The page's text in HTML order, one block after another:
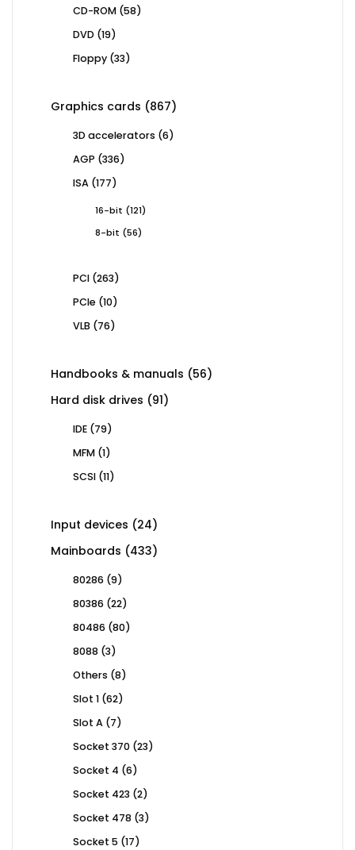
CD-ROM 5858
DVD 1919
Floppy 3333
Graphics cards 867867
3D accelerators 66
AGP 336336
ISA 177177
16-bit 121121
8-bit
5656
PCI 263263
PCIe 1010
VLB 7676
Handbooks & manuals 5656
Hard disk drives 9191
IDE 7979
MFM 11
SCSI 1111
Input devices 2424
products
Mainboards 433433
80286 99
80386 2222
80486 8080
8088 33
Others 88
Slot 1 6262
Slot A 77
Socket 370 2323
Socket 4 66
Socket 423 22
Socket 478 33
Socket 5 1717